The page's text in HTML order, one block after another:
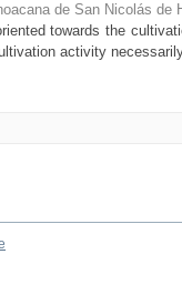
de San Nicolás de
towards the
activity